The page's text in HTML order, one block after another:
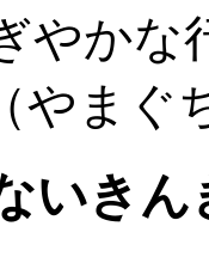
やかな
やまぐ
いき